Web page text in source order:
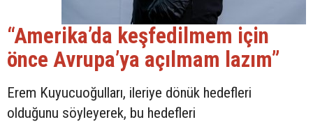
“Amerika’da keşfedilmem için
önce Avrupa’ya açılmam lazım”
Erem Kuyucuoğulları, ileriye dönük hedefleri
olduğunu söyleyerek, bu hedefleri